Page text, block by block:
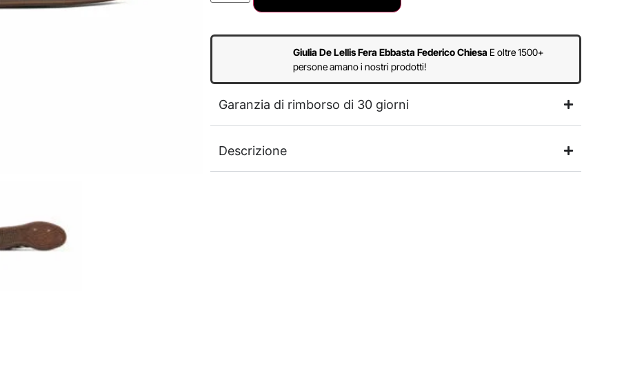
Giulia De Lellis Fera Ebbasta Federico ChiesaE oltre 1500+
persone amano i nostri prodotti!
Garanzia di rimborso di 30 giorni
Descrizione